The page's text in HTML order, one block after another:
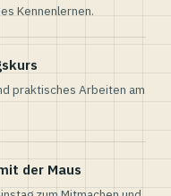
Kennenlernen.
praktisches Arbeiten am
der Maus